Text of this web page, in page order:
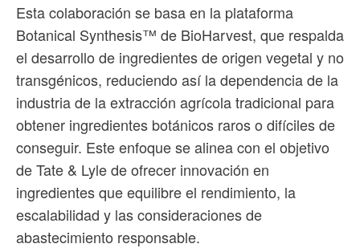
Esta colaboración se basa en la plataforma
Botanical Synthesis™ de BioHarvest, que respalda
el desarrollo de ingredientes de origen vegetal y no
transgénicos, reduciendo así la dependencia de la
industria de la extracción agrícola tradicional para
obtener ingredientes botánicos raros o difíciles de
conseguir. Este enfoque se alinea con el objetivo
de Tate & Lyle de ofrecer innovación en
ingredientes que equilibre el rendimiento, la
escalabilidad y las consideraciones de
abastecimiento responsable.